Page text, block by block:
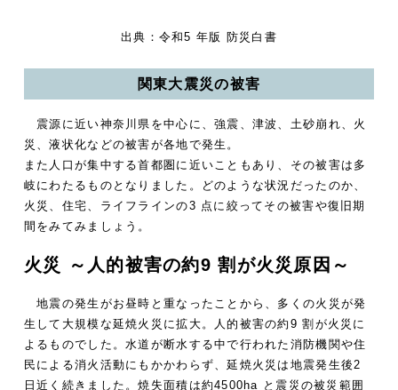
出典：令和5 年版 防災白書
関東大震災の被害
震源に近い神奈川県を中心に、強震、津波、土砂崩れ、火
災、液状化などの被害が各地で発生。
また人口が集中する首都圏に近いこともあり、その被害は多
岐にわたるものとなりました。どのような状況だったのか、
火災、住宅、ライフラインの3 点に絞ってその被害や復旧期
間をみてみましょう。
火災 ～人的被害の約9 割が火災原因～
地震の発生がお昼時と重なったことから、多くの火災が発
生して大規模な延焼火災に拡大。人的被害の約9 割が火災に
よるものでした。水道が断水する中で行われた消防機関や住
民による消火活動にもかかわらず、延焼火災は地震発生後2
日近く続きました。焼失面積は約4500ha と震災の被災範囲